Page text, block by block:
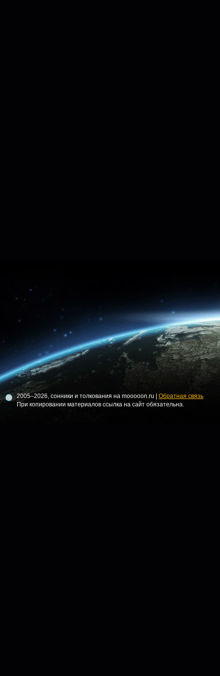
2005–2026, сонники и толкования на mooooon.ru | Обратная связь
При копировании материалов ссылка на сайт обязательна.